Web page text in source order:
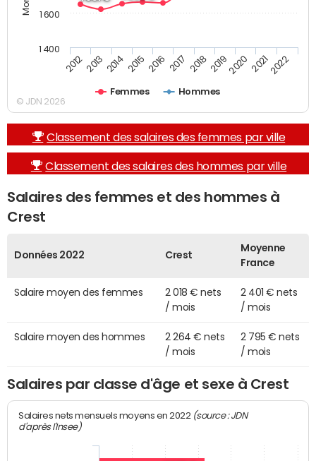
Femmes Hommes
2012 2013 2014 2015 2016 2017 2018 20192020 20212022
1 400
1 600
© JDN 2026
Classement des salaires des femmes par ville
Classement des salaires des hommes par ville
Salaires des femmes et des hommes à
Crest
Données 2022 Crest
Moyenne
France
Salaire moyen des femmes
2 018 € nets
/ mois
2 401 € nets
/ mois
Salaire moyen des hommes
2 264 € nets
/ mois
2 795 € nets
/ mois
Salaires par classe d'âge et sexe à Crest
Salaires nets mensuels moyens en 2022 (source : JDN
d'après l'Insee)